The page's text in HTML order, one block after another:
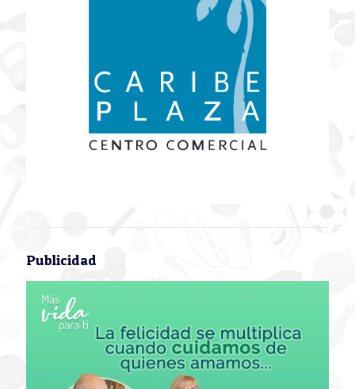
Publicidad